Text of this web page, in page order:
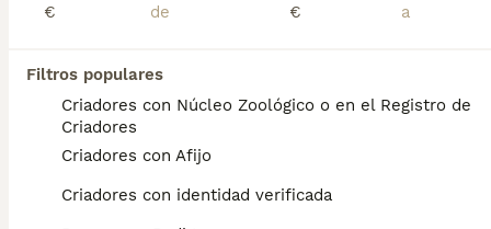
€
€
Filtros populares
Criadores con Núcleo Zoológico o en el Registro de
Criadores
Criadores con Afijo
Criadores con identidad verificada
Preguntas frecuentes
¿Cuánto cuesta un cachorro
de Australian Terrier?
El coste medio de un cachorro de Australian
Terrier en España es de aproximadamente
450€, aunque los precios pueden variar